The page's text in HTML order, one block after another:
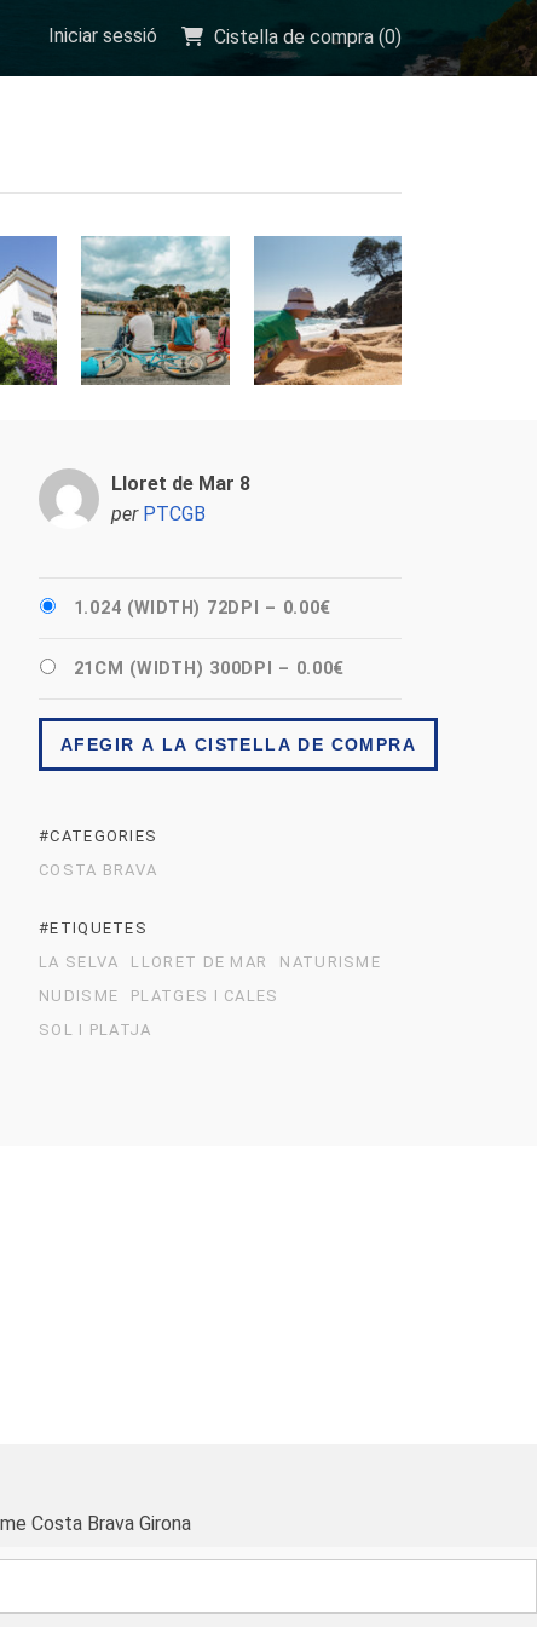
Iniciar sessió Cistella de compra (0)
Lloret de Mar 8
per PTCGB
1.024 (WIDTH) 72DPI – 0.00€
21CM (WIDTH) 300DPI – 0.00€
AFEGIR A LA CISTELLA DE COMPRA
#CATEGORIES
COSTA BRAVA
#ETIQUETES
LA SELVA
LLORET DE MAR
NATURISME
NUDISME
PLATGES I CALES
SOL I PLATJA
Costa Brava Girona